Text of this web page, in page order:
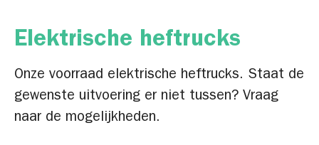
Elektrische heftrucks
Onze voorraad elektrische heftrucks. Staat de
gewenste uitvoering er niet tussen? Vraag
naar de mogelijkheden.